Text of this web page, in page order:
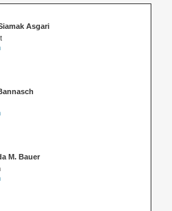
Asgari
M. Bauer